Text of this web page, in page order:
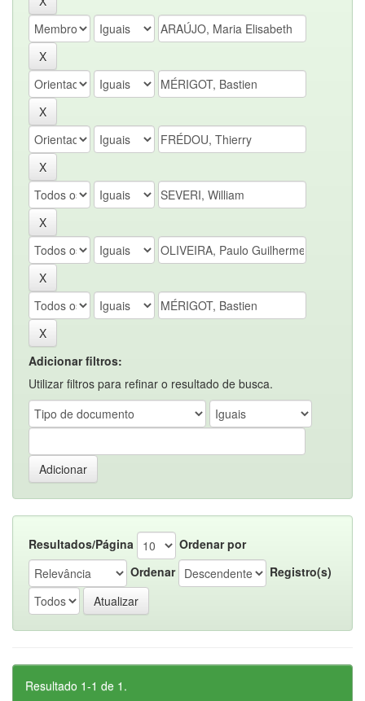
Adicionar filtros:
Utilizar filtros para refinar o resultado de busca.
Resultados/Página
Ordenar por
Ordenar
Registro(s)
Resultado 1-1 de 1.